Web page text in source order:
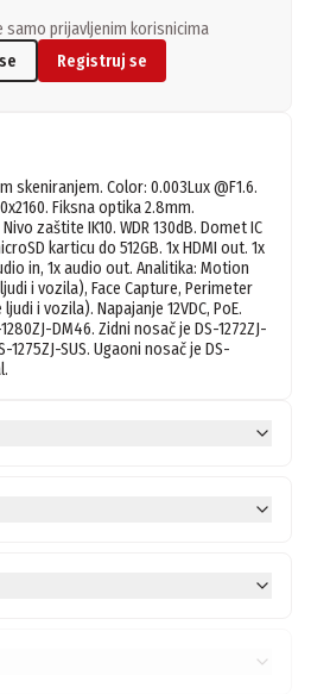
samo prijavljenim korisnicima
Registruj se
skeniranjem. Color: 0.003Lux @F1.6.
Fiksna optika 2.8mm.
zaštite IK10. WDR 130dB. Domet IC
karticu do 512GB. 1x HDMI out. 1x
in, 1x audio out. Analitika: Motion
i vozila), Face Capture, Perimeter
i vozila). Napajanje 12VDC, PoE.
DM46. Zidni nosač je DS-1272ZJ-
1275ZJ-SUS. Ugaoni nosač je DS-